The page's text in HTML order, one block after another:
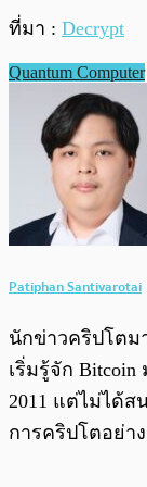
ที่มา : Decrypt
Quantum Computer
Patiphan Santivarotai
นักข่าวคริปโตม
เริ่มรู้จัก Bitcoin
2011 แต่ไม่ได้ส
การคริปโตอย่า